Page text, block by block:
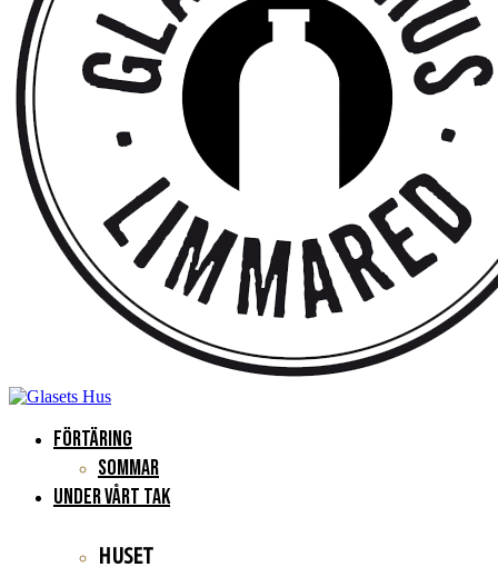
FÖRTÄRING
Sommar
UNDER VÅRT TAK
HUSET